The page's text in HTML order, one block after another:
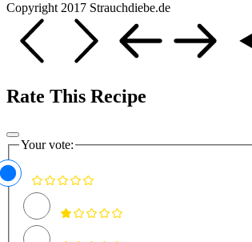
Copyright 2017 Strauchdiebe.de
Rate This Recipe
Your vote: